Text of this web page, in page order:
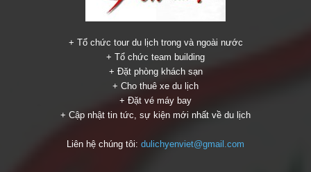
+ Tổ chức tour du lịch trong và ngoài nước
+ Tổ chức team building
+ Đặt phòng khách sạn
+ Cho thuê xe du lịch
+ Đặt vé máy bay
+ Cập nhật tin tức, sự kiện mới nhất về du lịch
Liên hệ chúng tôi: dulichyenviet@gmail.com